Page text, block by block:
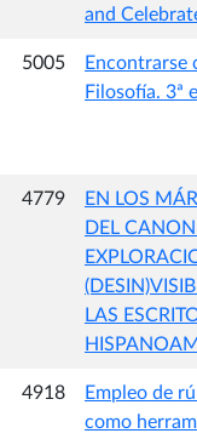
and
5005
Encontrarse
Filosofía. 3ª
4779
EN LOS
DEL
LAS
4918
Empleo de
como